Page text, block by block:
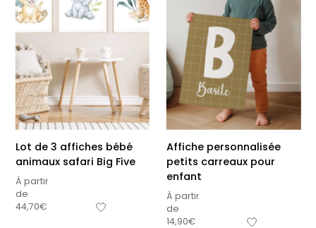
Lot de 3 affiches bébé
animaux safari Big Five
À partir
de
44,70€
Affiche personnalisée
petits carreaux pour
enfant
À partir
de
14,90€